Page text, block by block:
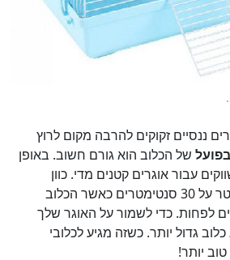
ננסיים זקוקים להרבה מקום לרוץ
של הכלוב הוא גורם חשוב. באופן
עבור אוגרים קטנים מדי. כוון
למינימום של 61 סנטימטר על 30 סנטימטרים כאשר הכלוב
סנטימטרים לפחות. כדי לשמור על האוגר שלך
גדול יותר. כשזה מגיע לכלובי
יותר!